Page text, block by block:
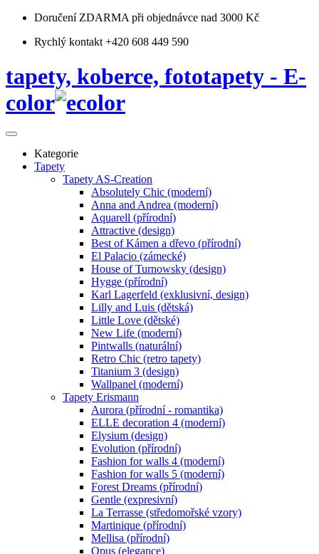
Doručení ZDARMA při objednávce nad 3000 Kč
Rychlý kontakt +420 608 449 590
tapety, koberce, fototapety - E-
color
Kategorie
Tapety
Tapety AS-Creation
Absolutely Chic (moderní)
Anna and Andrea (moderní)
Aquarell (přírodní)
Attractive (design)
Best of Kámen a dřevo (přírodní)
El Palacio (zámecké)
House of Turnowsky (design)
Hygge (přírodní)
Karl Lagerfeld (exklusivní, design)
Lilly and Luis (dětská)
Little Love (dětské)
New Life (moderní)
Pintwalls (naturální)
Retro Chic (retro tapety)
Titanium 3 (design)
Wallpanel (moderní)
Tapety Erismann
Aurora (přírodní - romantika)
ELLE decoration 4 (moderní)
Elysium (design)
Evolution (přírodní)
Fashion for walls 4 (moderní)
Fashion for walls 5 (moderní)
Forest Dreams (přírodní)
Gentle (expresivní)
La Terrasse (středomořské vzory)
Martinique (přírodní)
Mellisa (přírodní)
Opus (elegance)